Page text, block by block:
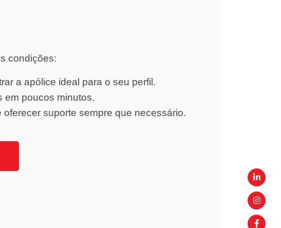
condições:
a apólice ideal para o seu perfil.
em poucos minutos.
suporte sempre que necessário.